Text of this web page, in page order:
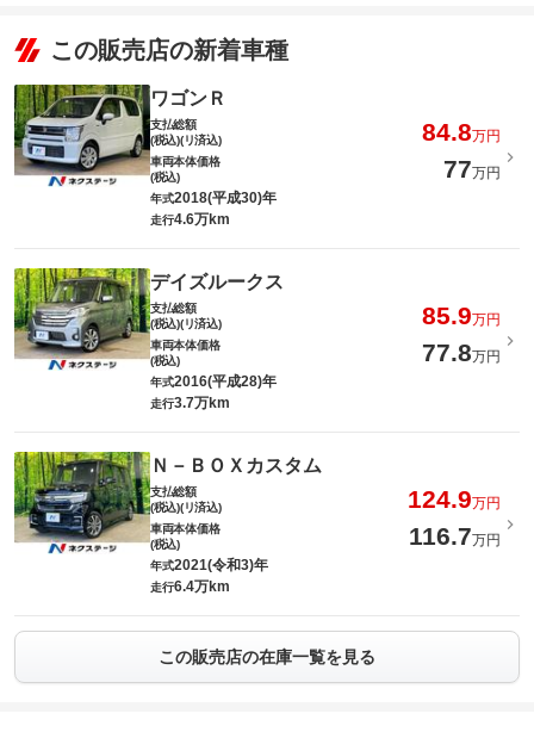
この販売店の新着車種
ワゴンＲ
支払総額
(税込)(リ済込)
84.8万円
車両本体価格
(税込)
77万円
年式2018(平成30)年
走行4.6万km
デイズルークス
支払総額
(税込)(リ済込)
85.9万円
車両本体価格
(税込)
77.8万円
年式2016(平成28)年
走行3.7万km
Ｎ－ＢＯＸカスタム
支払総額
(税込)(リ済込)
124.9万円
車両本体価格
(税込)
116.7万円
年式2021(令和3)年
走行6.4万km
この販売店の在庫一覧を見る